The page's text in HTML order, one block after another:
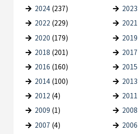
2024 (237) 2023
2022 (229) 2021
2020 (179) 2019
2018 (201) 2017
2016 (160) 2015
2014 (100) 2013
2012 (4) 2011
2009 (1) 2008
2007 (4) 2006